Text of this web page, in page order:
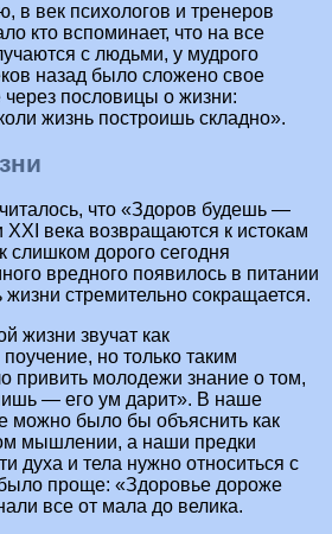
в век психологов и тренеров
кто вспоминает, что на все
с людьми, у мудрого
назад было сложено свое
пословицы о жизни:
жизнь построишь складно».
что «Здоров будешь —
века возвращаются к истокам
слишком дорого сегодня
вредного появилось в питании
жизни стремительно сокращается.
жизни звучат как
но только таким
привить молодежи знание о том,
— его ум дарит». В наше
можно было бы объяснить как
мышлении, а наши предки
духа и тела нужно относиться с
проще: «Здоровье дороже
все от мала до велика.